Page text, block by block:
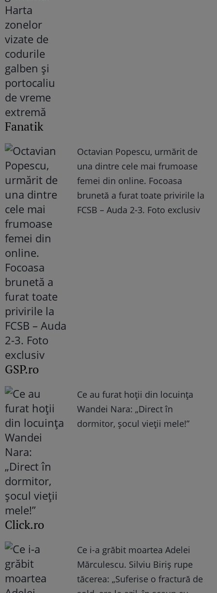
Fanatik
Octavian Popescu, urmărit de
una dintre cele mai frumoase
femei din online. Focoasa
brunetă a furat toate privirile la
FCSB – Auda 2-3. Foto exclusiv
GSP.ro
Ce au furat hoții din locuința
Wandei Nara: „Direct în
dormitor, șocul vieții mele!”
Click.ro
Ce i-a grăbit moartea Adelei
Mărculescu. Silviu Biriș rupe
tăcerea: „Suferise o fractură de